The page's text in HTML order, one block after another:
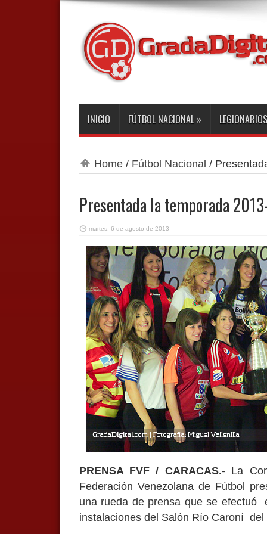
INICIO FÚTBOL NACIONAL » LEGIONARIOS
Home/ Fútbol Nacional /
Presentada la temporada
martes, 6 de agosto de 2013
PRENSA FVF / CARACAS.-La
Federación Venezolana de Fútbol
una rueda de prensa que se efectuó
instalaciones del Salón Río Caroní del